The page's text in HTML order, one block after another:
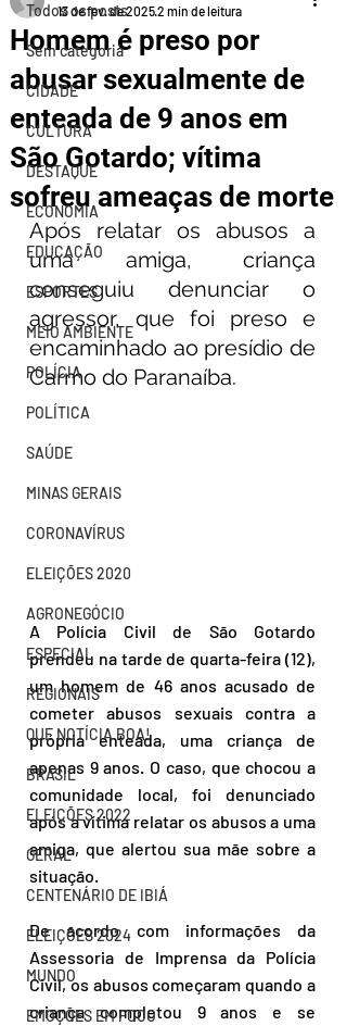
Todos os posts
Sem categoria
CIDADE
CULTURA
DESTAQUE
ECONOMIA
EDUCAÇÃO
ESPORTES
MEIO AMBIENTE
POLÍCIA
POLÍTICA
SAÚDE
MINAS GERAIS
CORONAVÍRUS
ELEIÇÕES 2020
AGRONEGÓCIO
ESPECIAL
REGIONAIS
QUE NOTÍCIA BOA!
BRASIL
ELEIÇÕES 2022
GERAL
CENTENÁRIO DE IBIÁ
ELEIÇÕES 2024
MUNDO
EMOÇÕES EM FOCO
Homem é preso por
abusar sexualmente de
enteada de 9 anos em
São Gotardo; vítima
sofreu ameaças de morte
13 de fev. de 20252 min de leitura
Após relatar os abusos a
uma amiga, criança
conseguiu denunciar o
agressor, que foi preso e
encaminhado ao presídio de
Carmo do Paranaíba.
A Polícia Civil de São Gotardo
prendeu na tarde de quarta-feira (12),
um homem de 46 anos acusado de
cometer abusos sexuais contra a
própria enteada, uma criança de
apenas 9 anos. O caso, que chocou a
comunidade local, foi denunciado
após a vítima relatar os abusos a uma
amiga, que alertou sua mãe sobre a
situação.
De acordo com informações da
Assessoria de Imprensa da Polícia
Civil, os abusos começaram quando a
criança completou 9 anos e se